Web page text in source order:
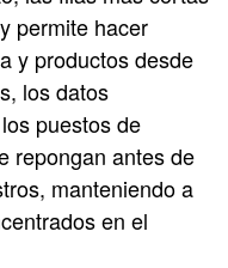
permite hacer
y productos desde
los datos
puestos de
repongan antes de
manteniendo a
en el